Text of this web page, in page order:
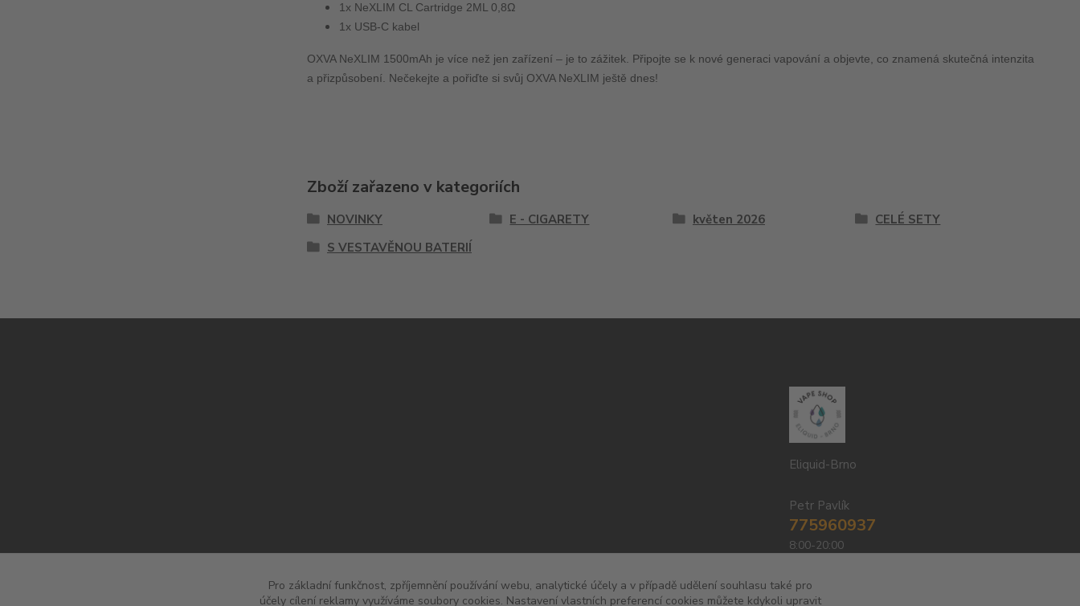
1x NeXLIM CL Cartridge 2ML 0,8Ω
1x USB-C kabel
OXVA NeXLIM 1500mAh je více než jen zařízení – je to zážitek. Připojte se k nové generaci vapování a objevte, co znamená skutečná intenzita
a přizpůsobení. Nečekejte a pořiďte si svůj OXVA NeXLIM ještě dnes!
Zboží zařazeno v kategoriích
NOVINKY E - CIGARETY květen 2026
CELÉ SETY
S VESTAVĚNOU BATERIÍ
Eliquid-Brno
Petr Pavlík
775960937
8:00-20:00
Pro základní funkčnost, zpříjemnění používání webu, analytické účely a v případě udělení souhlasu také pro
účely cílení reklamy využíváme soubory cookies. Nastavení vlastních preferencí cookies můžete kdykoli upravit